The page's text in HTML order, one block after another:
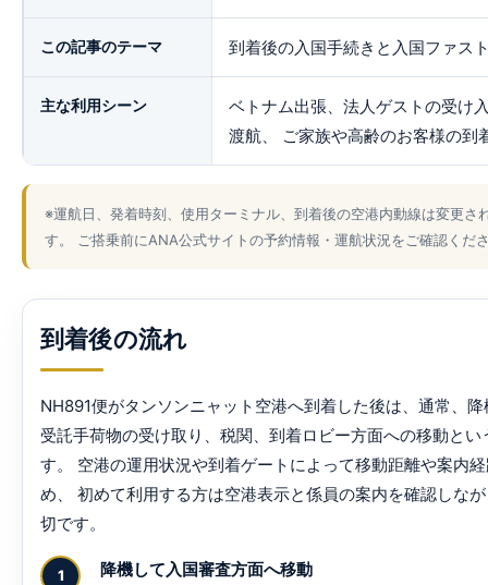
この記事のテーマ 到着後の入国手続きと入国ファス
主な利用シーン
ベトナム出張、法人ゲストの受け
渡航、 ご家族や高齢のお客様の到
※運航日、発着時刻、使用ターミナル、到着後の空港内動線は変更さ
す。 ご搭乗前にANA公式サイトの予約情報・運航状況をご確認くだ
到着後の流れ
NH891便がタンソンニャット空港へ到着した後は、通常、
受託手荷物の受け取り、税関、到着ロビー方面への移動とい
す。 空港の運用状況や到着ゲートによって移動距離や案内
め、 初めて利用する方は空港表示と係員の案内を確認しな
切です。
降機して入国審査方面へ移動